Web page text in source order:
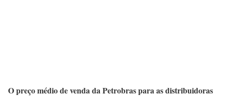
O preço médio de venda da Petrobras para as distribuidoras